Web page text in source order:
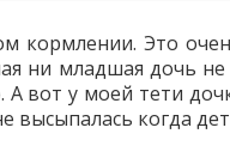
кормлении. Это
ни младшая дочь
вот у моей тети
высыпалась когда